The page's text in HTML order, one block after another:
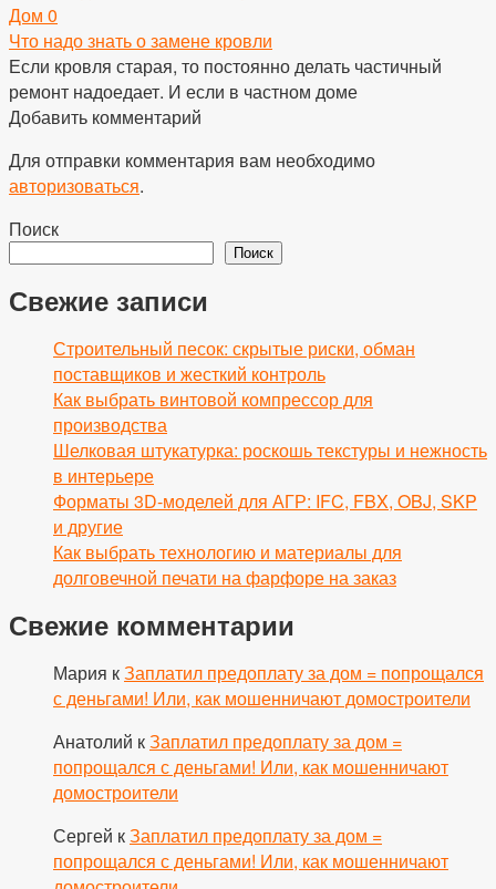
Дом 0
Что надо знать о замене кровли
Если кровля старая, то постоянно делать частичный
ремонт надоедает. И если в частном доме
Добавить комментарий
Для отправки комментария вам необходимо
авторизоваться.
Поиск
Поиск
Свежие записи
Строительный песок: скрытые риски, обман
поставщиков и жесткий контроль
Как выбрать винтовой компрессор для
производства
Шелковая штукатурка: роскошь текстуры и нежность
в интерьере
Форматы 3D-моделей для АГР: IFC, FBX, OBJ, SKP
и другие
Как выбрать технологию и материалы для
долговечной печати на фарфоре на заказ
Свежие комментарии
Мария кЗаплатил предоплату за дом = попрощался
с деньгами! Или, как мошенничают домостроители
Анатолий кЗаплатил предоплату за дом =
попрощался с деньгами! Или, как мошенничают
домостроители
Сергей кЗаплатил предоплату за дом =
попрощался с деньгами! Или, как мошенничают